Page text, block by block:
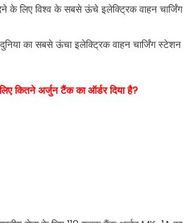
के लिए विश्व के सबसे ऊंचे इलेक्ट्रिक वाहन चार्जिंग
का सबसे ऊंचा इलेक्ट्रिक वाहन चार्जिंग स्टेशन
कितने अर्जुन टैंक का ऑर्डर दिया है?